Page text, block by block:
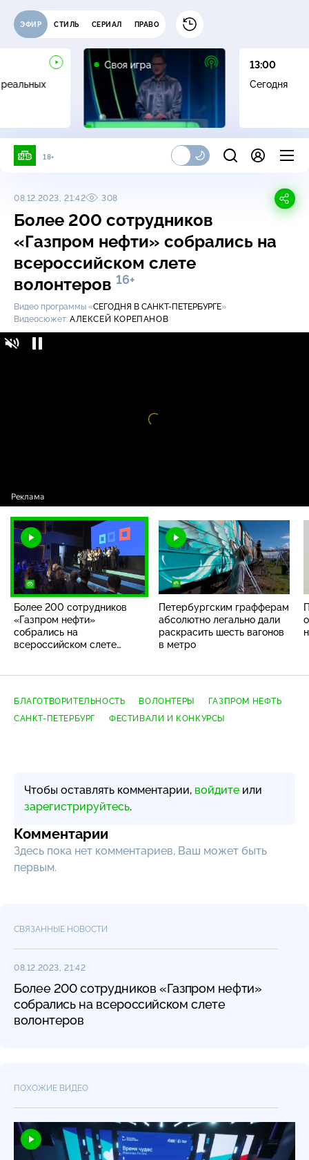
ЭФИР СТИЛЬ СЕРИАЛ ПРАВО
Своя игра
0+
13:00
Сегодня
18+
08.12.2023, 21:42 308
Более 200 сотрудников
«Газпром нефти» собрались на
всероссийском слете
волонтеров 16+
Видео программы «СЕГОДНЯ В САНКТ-ПЕТЕРБУРГЕ»
Видеосюжет: АЛЕКСЕЙ КОРЕПАНОВ
Более 200 сотрудников
«Газпром нефти»
собрались на
всероссийском слете
Петербургским графферам
абсолютно легально дали
раскрасить шесть вагонов
в метро
БЛАГОТВОРИТЕЛЬНОСТЬ ВОЛОНТЕРЫ
ГАЗПРОМ НЕФТЬ
САНКТ-ПЕТЕРБУРГ
ФЕСТИВАЛИ И КОНКУРСЫ
Чтобы оставлять комментарии, войдите или
зарегистрируйтесь.
Комментарии
Здесь пока нет комментариев, Ваш может быть
первым.
СВЯЗАННЫЕ НОВОСТИ
08.12.2023, 21:42
Более 200 сотрудников «Газпром нефти»
собрались на всероссийском слете
волонтеров
ПОХОЖИЕ ВИДЕО